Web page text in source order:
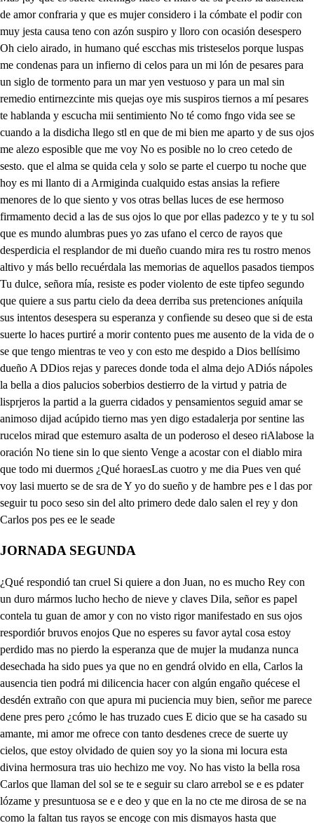
JORNADA SEGUNDA
¿Qué respondió tan cruel Si quiere a don Juan, no es mucho Rey con un duro mármos lucho hecho de nieve y claves Dila, señor es papel contela tu guan de amor y con no visto rigor manifestado en sus ojos respordiór bruvos enojos Que no esperes su favor aytal cosa estoy perdido mas no pierdo la esperanza que de mujer la mudanza nunca desechada ha sido pues ya que no en gendrá olvido en ella, Carlos la ausencia tien podrá mi dilicencia hacer con algún engaño quécese el desdén extraño con que apura mi puciencia muy bien, señor me parece dene pres pero ¿cómo le has truzado cues E dicio que se ha casado su amante, mi amor me ofrece con tanto desdenes crece de suerte uy cielos, que estoy olvidado de quien soy yo la siona mi locura esta divina hermosura tras uio hechizo me voy. No has visto la bella rosa Carlos que llaman del sol se te e seguir su claro arrebol se e es pdater lózame y presuntuosa se e e deo y que en la no cte me dirosa de se na como la faltan tus rayos se encoge con mis dismayos hasta que alsiguien te alvor vuelve a ver su resplandor y a repetir nuevos mayos así yo ni más nimenos altivo, bien como ella, sigo de Armesinda bella el de sus ojos serenos mas en espunto que ajenos los míos están de ver tu beldad vengo a perder el gusto para otracosa hasta que su luz hermosa mi vuelve a dar muy bocer Pues si no te has de casar No es lo que quieres locura muy bien pues de su hermosura a mi go an de tu igualar mas si lo llegó a intentar Ya ves que no es justa cosa ni para mi estado honrosa casarme yo con quien sé que tiene en otro suje y que ys conmigo engañosa que, aunque vivo setisfecho que su amor bien arraigado de patabras no ha pasado ni otra malicia, sospecho es menester que des pecho suarranquemos a don Juan que con eso cisaran dándole Carlos la muerte los tormentos y ansia fuerte que tanta pena me dan Sentencia por cierto injusta, cuando sirviéndote está Pues tanta pena me da no es injusta sino justa En fin de matarle gusta vuestra Alteza Lo que quiero ¿ls decirte en esto, es que espero singiendo su muerte hacer de selo de quese rinda esta mujer a un amor tan verdadero Aun lleva mejor camino Antes que ponga este me dio que es el último remedio con que acabar imagino adetirmino su conquí sentender hacer la por ti que te a casado y así, creerá que es cierto el suceso por ser tu amigo y con eso de die tendrá más piedad de mí, ¡Ay pobre don Juan ausente. ¿Qué dicesQue estra ya buena de rd e reyasí entre tendré mi pena Pues vete porque lo intente quien teniendo la presente daré a tu traza lucida principio creia a mí la vida Sí sales Carlos con ello Echaré a mi industria el sello por conocer si es singida co dase el de Ya es ido es rey y confuso mi deja ni loco amor, aunque seguir no es error de aquestos tiempos el uso cumplir aquí no escuso lo que me deja andado Mas si soy amigo honrado cómo puedo hacir que rinda su amor al rey armesinda habiéndome la encargado Yo soy, amigo leal y soy vasallo del reyo uobediencia es justa y impedi también el mol de mi amigo ay pena igual si al uno quiero servir, al otro le he de mentir. porque entérmino su cinto no hay en este laberinto un ilo para sulir mas ya le halla mi deseo en la misma confusión pues me le da la ocasión y sin ser el de teseo que saldrá a mi intento creo porque lingiendo sabrés si es horo lo que se ve de arme sin da con don Juan en este to que saldrán los quilates de su fe, que no vy en una mujer cómbate más fuerte y recio, como de un hombre el desprecio para venir a caer Notable prueba ha de ser con que se muestro mejor de su fineza el valor y si estuviere constante será a un risco se me junte mas ya sale con Leonor salen arme sinda y Leonor, Bravo olvido en tanto tiempo Aquí está, don Carlos llega dpe de de de y habla le que él te da rá desedes de don Juan algunas nuevas Bien dics, señor, don Carlos, da en qué serviros pueda que lo haré con mucho gusto Sólo vengo a daros queyas de un amigo el más ingrato perdo nad que con la pena y sentimiento, no es mucho el faltar a mi moresía Bien podéis hablar segura salge le honor allá fuera dero de mientras hablo con don Carlos, ytenme muy buena cuenfa. Si al quien vieneasi lo haré Ya sé fue Leonor Pues deja que sienta Carlos y llore ingratinid como aquesta Seis mise ha que don Jan di i se ausento de mí a la guerra y seis meses que no ve de su mano nuna litra es bueno por dicha es bueno que haciendo yo resistencia lea te o a los intentos del rey despreciando tu grandeza no mujer sino diamante firme roca no beleza y siendon tan grandes olas nmovil risco en firmeza hallí en don Juan tanto olvido que ni un recandosiquiera para confuelo mi envíe de esta riguro sa ausencia ¿Qué dices, Carlos, ¿Qué dices No respondes enquí piensas si son las disculpas suyas no me mandes que las crea habla o, si no pensore que es es muerto Avios p luguiera de l de que yo no supiera hablar para darte salis nuevas Con razones tan preñadas mi triste muerte conciertas declarate mas por Dios aste Pues digo Ya el alma tiembla de e cer da ates sder d la color sela ha mudado aquí el engaño comienza Suber Dios lo que yo siento haber dellarla esta pena mas ¿qué he de hacer la amistad y la obedieicia mi fuerzan acaba, ¿qué te detienes pues es mejor cuando llega emas que venga de gozpe que no con intircadencias digo, en fin, siñora mía, Ya te escucho nudio muerta que don Juan como mudable ausente de tu belleza y osvidado de tus gracias o lo que puede es ausencia prosiguiendo como sabes con el de Francia la guerra con infinitas vitorias auminto de su nobleza prendióal al mirente alberto por gran dicha, en una de ellas y tratando del rescate con don Juan los dos conciertan que dándole libertad Ya alguna gente francesa en retor no le daría su hija madama clavela contrecientos mil florines en dote y algunas tierras don Juan acebjo el partido que tanto un hombre se ciega cuando con una hermosura se junta también riqueza salió a ver dicen la gobía con tantas galas y fiestas que para de rey falto pola pompa a su goandiza No sé si está con cluido el casamiento, aunque cierta nueva de lo que te he dicho por toda nápoles vuela si bien no me ha escrito nada y creo que de virguenza de ver cuan mal ha pagado mi amistad y tu firmeza que sea casado y que es cierto setes Yo quisiera no lo hura ¡Válgame el cielo que a ogos? el alma en el pecho anecian Ya empieza amor sus efectos ¿Cómo es posible que pueda vivir ¿Qué tienes, señora, Qué he de tenir que no sea así as tormentos enojos hiras venganzas, afrentas desdichas desconfianzas desesperaciones, penas que como enemigos fieros para matar me micercan No has visto, Carlos, no has visto alguna mino encubierta enquí el fuego voroz di regente se a podera que sin resistencia alguna con tan gran furia revienta que es mus constante edificio q e ea dele des hecho en el aire que la todo lo abrasa y conjume ya labada su violencia el fui yo a su psera sube que da en su lulgar la tierra y sobre ella como en cenfro las desbaratadas piedras sin que dar otra señal de aquí no es ya, lo que era así yo del mismo modo de e e e e eto contra cuia fortaliza p me ra e ce ni los combates destiempo ni los rigores de ausencia ni el amor del rey bustaron a hacer en mi pecho mella un desprecio y un olovido fueron lamina soberbia que aquel hermoso edificio de mi amor deshecho crpiezas arvinar Carlos pudieron y echar de mi pecho fuera volbien de los materiales de qué bien conpues to fera a su primero lugar y así disde ahora dejan al campo sus esperanzas al diamante tu firmeza a las rocas, tu conistancia y su amor a la Francesa quedundo en este lugar unas pequeñas centillas de la troya que aquí fui entre las cenizas muertas y esto no para mil darme a otro amor, porque es empresa tan difícis, olvidar ya más mi afición primera aunque por ello ganara el ser de napoles reina que primero severún vueltas flores las estrillas en la tierrayelazul manto, una verde florista que yo mi vuelva a rrendir ytenlo por losacierta ela f Ay tal amor y loaltad dllado Goze goce de clablela don Juan muy felices años e la notablemente truepesa de e ado de haber sido yo la causa de los disgustos que muestras perdona, por Dios te pido Entes desde aquí me dejas my obligada a servirte cielos, dadme más paciencia Días lo he dilatado pero viendo que era fuerza saberlo tú te lo he dicho porque de una vez lo sientas y sienta también mi agravio fuera incubrir me lo ofensa queriendo que en mis engaños eternamente viviera dede pienes Aun ahora, no se sabe si las bodáis estan echas Si estabeniendo en mi daño Hasta sabirlo sosica sin hacer más novedad Yo lo haré ¡ay Dios, si pudiera crte Que por vengura tu carta y la mía harán que vuelva ata de sus ietencines y tu lealtad airadezca Mas que no llegue a sus manos De sentimientos te daja y quedate porque vos d dese de a ber al rey que me espira para salir de palacio peedo e y es acompañiar lo fuerza d sel de des tiela p lees de rote guarde sie de Por llorar perdida queda cedo do ase d carlo se enos el oides suedes de HAy desunarón señor ¡Válgame DDios lo que yerra la quefía de quien tiene tan baria naturaleza como en el hombre se ve pues vuelve la espada apenas de su dama y en dos días no hay elosa quino apepezca Mal ha dicho quien adicho que la mudenza se ingendra seao. de e e e l solamente en las mujeres por su genio nil flaqueza pues cuando algunaje rine la san a amor y querer de veras No hay amor, no que se oponga con el tuyo en competencia digan lo artemisla y Julia aunia vomana y pantea lecogtene, Porcia y haría y si crasia y valería y bien puedo yo contarme por mus constante que estás pues amo, mas sin tener las obligaciones qellas En fin, don Juan te has casado quien saz mudanta creyera después de un amor tan largo y que por otra me dijas Tres tú quién me dicía as partir con ausias tiernas que un villano te matase cuando olvidar me pudieras de e e te Cielos la venganza ospido tan justa de mi yuella da la ven da pues yo no puedo vengarme en mida de estas ofensas que admitir así liberto desento aunque es rey será bajeza